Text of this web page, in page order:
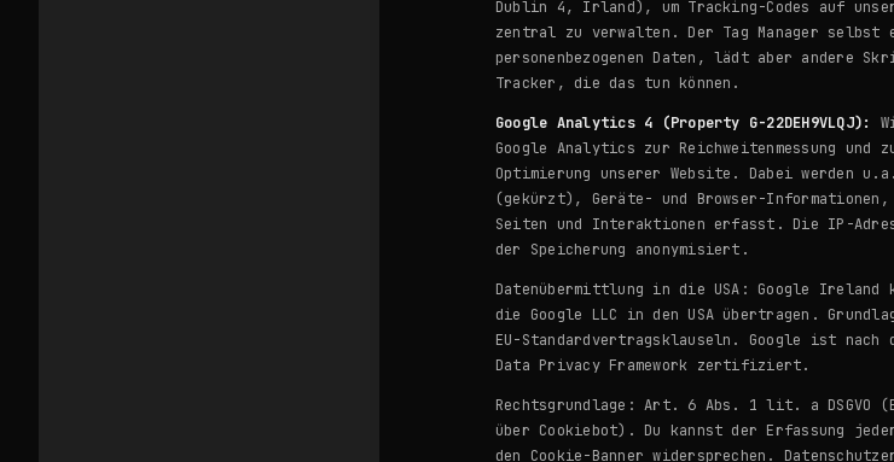
Dublin 4, Irland), um Tracking-Codes auf
zentral zu verwalten. Der Tag Manager selbst
personenbezogenen Daten, lädt aber andere
Tracker, die das tun können.
Google Analytics 4 (Property G-22DEH9VLQJ):
Google Analytics zur Reichweitenmessung und
Optimierung unserer Website. Dabei werden
(gekürzt), Geräte- und Browser-Informationen,
Seiten und Interaktionen erfasst. Die IP-
der Speicherung anonymisiert.
Datenübermittlung in die USA: Google Ireland
die Google LLC in den USA übertragen.
EU-Standardvertragsklauseln. Google ist nach
Data Privacy Framework zertifiziert.
Rechtsgrundlage: Art. 6 Abs. 1 lit. a DSGVO
über Cookiebot). Du kannst der Erfassung
den Cookie-Banner widersprechen.